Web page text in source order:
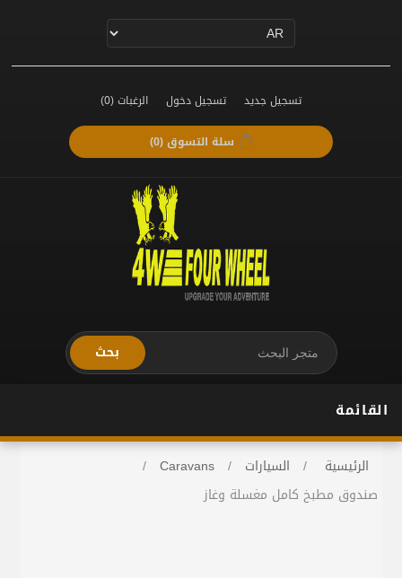
تسجيل جديد تسجيل دخول الرغبات(0)
سلة التسوق(0)
بحث
القائمة
الرئيسية / السيارات /
Caravans
/
صندوق مطبخ كامل مغسلة وغاز